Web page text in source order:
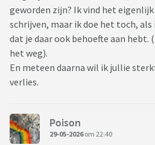
geworden zijn? Ik vind het
schrijven, maar ik doe het toch, als
dat je daar ook behoefte aan hebt.
het weg).
En meteen daarna wil ik jullie
verlies.
Poison
29-05-2026om 22:40